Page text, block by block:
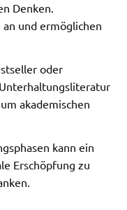
Denken.
und ermöglichen
oder
akademischen
kann ein
Erschöpfung zu